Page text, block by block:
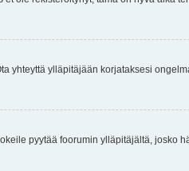
yhteyttä ylläpitäjään korjataksesi
pyytää foorumin ylläpitäjältä, josko